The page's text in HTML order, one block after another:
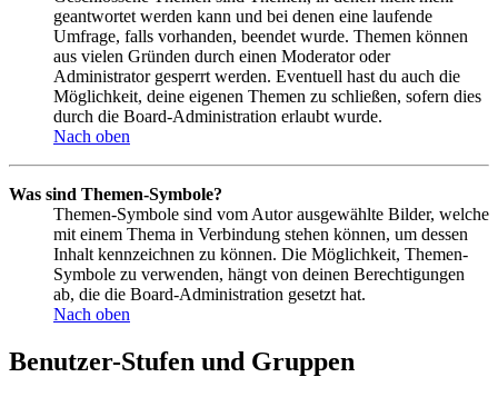
geantwortet werden kann und bei denen eine laufende
Umfrage, falls vorhanden, beendet wurde. Themen können
aus vielen Gründen durch einen Moderator oder
Administrator gesperrt werden. Eventuell hast du auch die
Möglichkeit, deine eigenen Themen zu schließen, sofern dies
durch die Board-Administration erlaubt wurde.
Nach oben
Was sind Themen-Symbole?
Themen-Symbole sind vom Autor ausgewählte Bilder, welche
mit einem Thema in Verbindung stehen können, um dessen
Inhalt kennzeichnen zu können. Die Möglichkeit, Themen-
Symbole zu verwenden, hängt von deinen Berechtigungen
ab, die die Board-Administration gesetzt hat.
Nach oben
Benutzer-Stufen und Gruppen